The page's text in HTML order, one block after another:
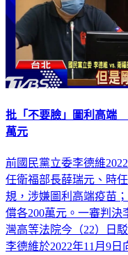
批「不要臉」圖利高端
萬元
前國民黨立委李德維
任衛福部長薛瑞元、時
規，涉嫌圖利高端疫苗
償各200萬元。一審判決
灣高等法院今（22）日
李德維於2022年11月9